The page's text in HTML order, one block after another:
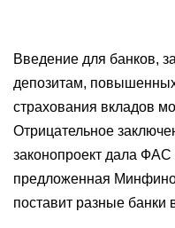
Введение для банков,
депозитам,
страхования вкладов
Отрицательное
законопроект дала
предложенная
поставит разные банки